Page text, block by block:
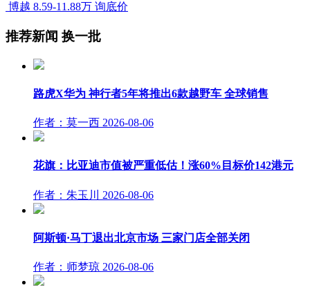
博越 8.59-11.88万 询底价
推荐新闻 换一批
路虎X华为 神行者5年将推出6款越野车 全球销售
作者：莫一西 2026-08-06
花旗：比亚迪市值被严重低估！涨60%目标价142港元
作者：朱玉川 2026-08-06
阿斯顿·马丁退出北京市场 三家门店全部关闭
作者：师梦琼 2026-08-06